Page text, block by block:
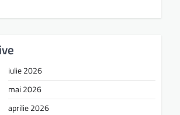
iulie 2026
mai 2026
aprilie 2026